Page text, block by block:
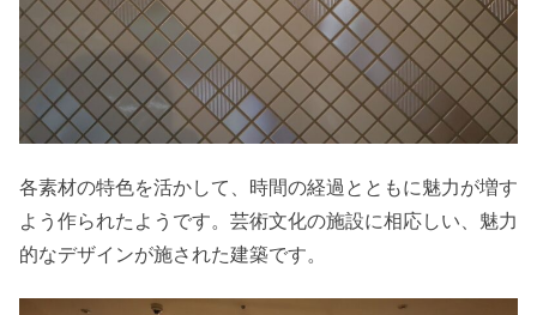
各素材の特色を活かして、時間の経過とともに魅力が増す
よう作られたようです。芸術文化の施設に相応しい、魅力
的なデザインが施された建築です。